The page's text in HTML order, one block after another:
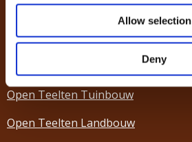
Allow selection
Deny
Groen, Grond en Infrastructuur
Groenvoederdrogerijen
Open Teelten Tuinbouw
Open Teelten Landbouw